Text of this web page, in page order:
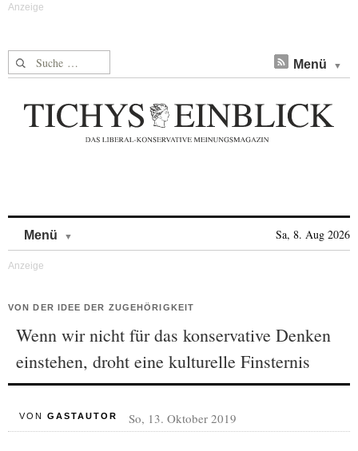
Suche nach: Menü
Menü Sa, 8. Aug 2026
VON DER IDEE DER ZUGEHÖRIGKEIT
Wenn wir nicht für das konservative Denken
einstehen, droht eine kulturelle Finsternis
VON GASTAUTOR So, 13. Oktober 2019